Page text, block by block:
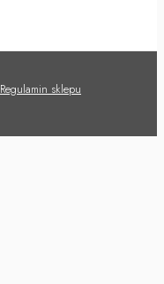
Regulamin sklepu